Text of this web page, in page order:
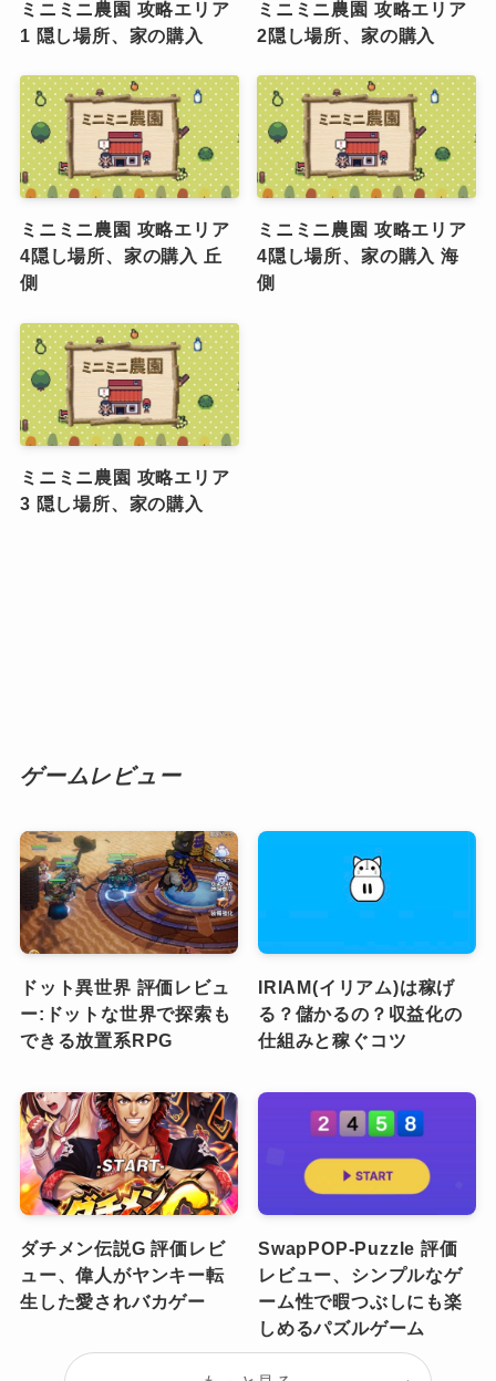
ミニミニ農園 攻略エリア
1 隠し場所、家の購入
ミニミニ農園 攻略エリア
2隠し場所、家の購入
ミニミニ農園 攻略エリア
4隠し場所、家の購入 丘
側
ミニミニ農園 攻略エリア
4隠し場所、家の購入 海
側
ミニミニ農園 攻略エリア
3 隠し場所、家の購入
ゲームレビュー
ドット異世界 評価レビュ
ー:ドットな世界で探索も
できる放置系RPG
IRIAM(イリアム)は稼げ
る？儲かるの？収益化の
仕組みと稼ぐコツ
ダチメン伝説G 評価レビ
ュー、偉人がヤンキー転
生した愛されバカゲー
SwapPOP-Puzzle 評価
レビュー、シンプルなゲ
ーム性で暇つぶしにも楽
しめるパズルゲーム